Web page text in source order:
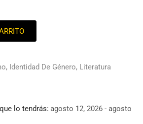
, Identidad De Género, Literatura
lo tendrás: agosto 12, 2026 - agosto